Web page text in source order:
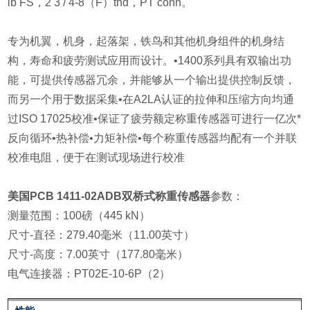
专为机翼，机身，起落架，铁鸟和其他机身组件的机身结
构，寿命和疲劳测试应用而设计。•1400系列具有双输出功
能，可提供传感器冗余，并能够从一个输出提供控制反馈，
而另一个用于数据采集•在A2LA认证的拉伸和压缩方向均通
过ISO 17025校准•保证了疲劳额定称重传感器可进行一亿次*
反向循环•热补偿•力矩补偿•每个称重传感器均配有一个并联
校准电阻，便于在测试现场进行校准
美国PCB 1411-02ADB双桥式称重传感器参数：
测量范围：100磅（445 kN）
尺寸-直径：279.40毫米（11.00英寸）
尺寸-高度：7.00英寸（177.80毫米）
电气连接器：PT02E-10-6P（2）